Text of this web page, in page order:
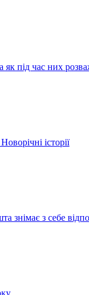
як під час них
історії
знімає з себе